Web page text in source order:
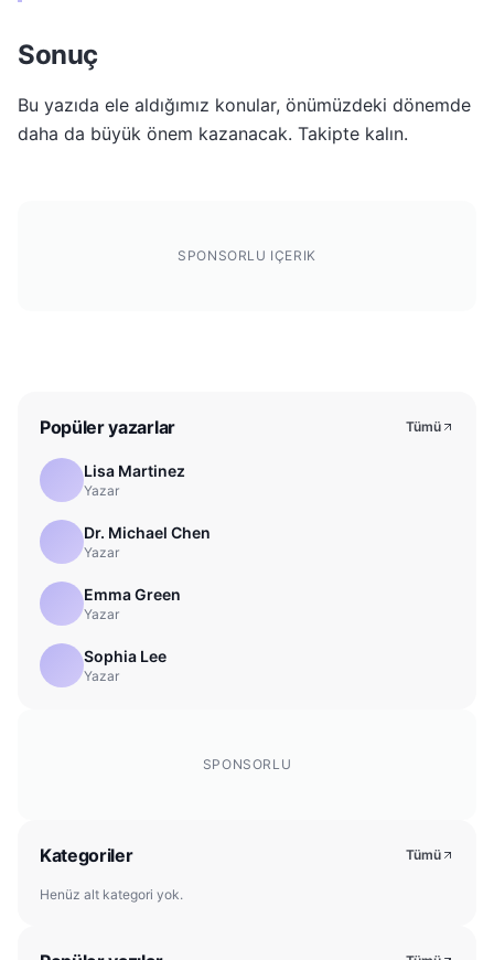
Sonuç
Bu yazıda ele aldığımız konular, önümüzdeki dönemde
daha da büyük önem kazanacak. Takipte kalın.
SPONSORLU IÇERIK
Popüler yazarlar Tümü
Lisa Martinez
Yazar
Dr. Michael Chen
Yazar
Emma Green
Yazar
Sophia Lee
Yazar
SPONSORLU
Kategoriler Tümü
Henüz alt kategori yok.